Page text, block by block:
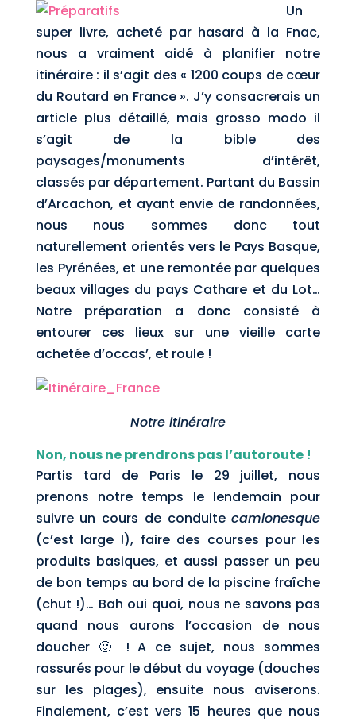
Un
super livre, acheté par hasard à la Fnac,
nous a vraiment aidé à planifier notre
itinéraire : il s’agit des « 1200 coups de cœur
du Routard en France ». J’y consacrerais un
article plus détaillé, mais grosso modo il
s’agit de la bible des
paysages/monuments d’intérêt,
classés par département. Partant du Bassin
d’Arcachon, et ayant envie de randonnées,
nous nous sommes donc tout
naturellement orientés vers le Pays Basque,
les Pyrénées, et une remontée par quelques
beaux villages du pays Cathare et du Lot…
Notre préparation a donc consisté à
entourer ces lieux sur une vieille carte
achetée d’occas’, et roule !
Notre itinéraire
Non, nous ne prendrons pas l’autoroute !
Partis tard de Paris le 29 juillet, nous
prenons notre temps le lendemain pour
suivre un cours de conduitecamionesque
(c’est large !), faire des courses pour les
produits basiques, et aussi passer un peu
de bon temps au bord de la piscine fraîche
(chut !)… Bah oui quoi, nous ne savons pas
quand nous aurons l’occasion de nous
doucher 🙂 ! A ce sujet, nous sommes
rassurés pour le début du voyage (douches
sur les plages), ensuite nous aviserons.
Finalement, c’est vers 15 heures que nous